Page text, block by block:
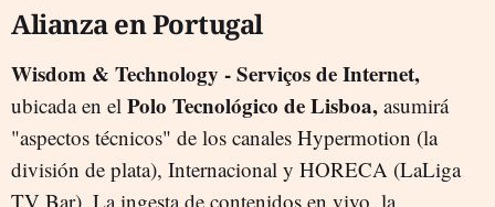
Alianza en Portugal
Wisdom & Technology - Serviços de Internet,
ubicada en el Polo Tecnológico de Lisboa, asumirá
"aspectos técnicos" de los canales Hypermotion (la
división de plata), Internacional y HORECA (LaLiga
TV Bar). La ingesta de contenidos en vivo, la